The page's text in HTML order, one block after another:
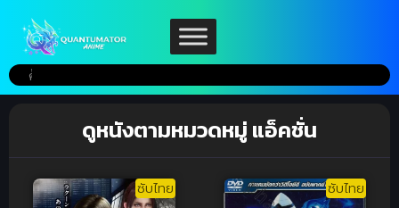
ดูหนังตามหมวดหมู่ แอ็คชั่น
ซับไทย ซับไทย